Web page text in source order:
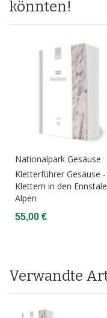
könnten!
Nationalpark Gesäuse
Kletterführer Gesäuse -
Klettern in den
Alpen
55,00 €
Verwandte